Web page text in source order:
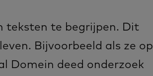
teksten te begrijpen. Dit
Bijvoorbeeld als ze op
Domein deed onderzoek